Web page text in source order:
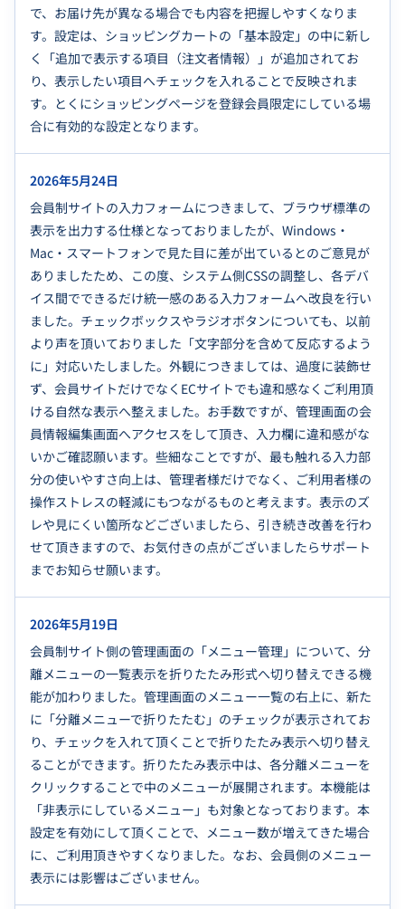
で、お届け先が異なる場合でも内容を把握しやすくなりま
す。設定は、ショッピングカートの「基本設定」の中に新し
く「追加で表示する項目（注文者情報）」が追加されてお
り、表示したい項目へチェックを入れることで反映されま
す。とくにショッピングページを登録会員限定にしている場
合に有効的な設定となります。
2026年5月24日
会員制サイトの入力フォームにつきまして、ブラウザ標準の
表示を出力する仕様となっておりましたが、Windows・
Mac・スマートフォンで見た目に差が出ているとのご意見が
ありましたため、この度、システム側CSSの調整し、各デバ
イス間でできるだけ統一感のある入力フォームへ改良を行い
ました。チェックボックスやラジオボタンについても、以前
より声を頂いておりました「文字部分を含めて反応するよう
に」対応いたしました。外観につきましては、過度に装飾せ
ず、会員サイトだけでなくECサイトでも違和感なくご利用頂
ける自然な表示へ整えました。お手数ですが、管理画面の会
員情報編集画面へアクセスをして頂き、入力欄に違和感がな
いかご確認願います。些細なことですが、最も触れる入力部
分の使いやすさ向上は、管理者様だけでなく、ご利用者様の
操作ストレスの軽減にもつながるものと考えます。表示のズ
レや見にくい箇所などございましたら、引き続き改善を行わ
せて頂きますので、お気付きの点がございましたらサポート
までお知らせ願います。
2026年5月19日
会員制サイト側の管理画面の「メニュー管理」について、分
離メニューの一覧表示を折りたたみ形式へ切り替えできる機
能が加わりました。管理画面のメニュー一覧の右上に、新た
に「分離メニューで折りたたむ」のチェックが表示されてお
り、チェックを入れて頂くことで折りたたみ表示へ切り替え
ることができます。折りたたみ表示中は、各分離メニューを
クリックすることで中のメニューが展開されます。本機能は
「非表示にしているメニュー」も対象となっております。本
設定を有効にして頂くことで、メニュー数が増えてきた場合
に、ご利用頂きやすくなりました。なお、会員側のメニュー
表示には影響はございません。